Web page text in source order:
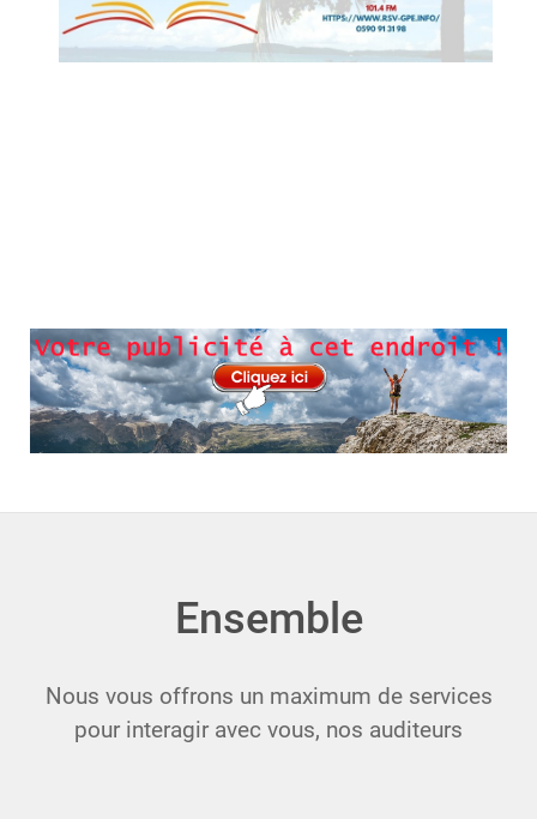
Ensemble
Nous vous offrons un maximum de services
pour interagir avec vous, nos auditeurs